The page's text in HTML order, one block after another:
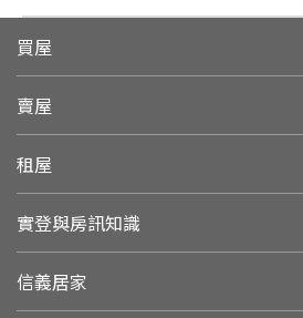
買屋
賣屋
租屋
實登與房訊知識
信義居家